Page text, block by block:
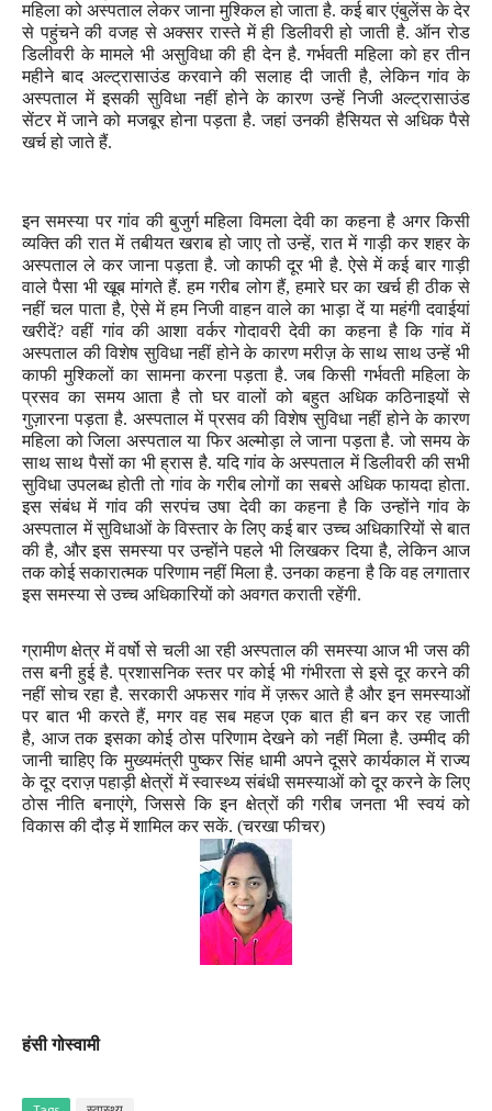
महिला को अस्पताल लेकर जाना मुश्किल हो जाता है. कई बार एंबुलेंस के देर
से पहुंचने की वजह से अक्सर रास्ते में ही डिलीवरी हो जाती है. ऑन रोड
डिलीवरी के मामले भी असुविधा की ही देन है. गर्भवती महिला को हर तीन
महीने बाद अल्ट्रासाउंड करवाने की सलाह दी जाती है,लेकिन गांव के
अस्पताल में इसकी सुविधा नहीं होने के कारण उन्हें निजी अल्ट्रासाउंड
सेंटर में जाने को मजबूर होना पड़ता है. जहां उनकी हैसियत से अधिक पैसे
खर्च हो जाते हैं.
इन समस्या पर गांव की बुजुर्ग महिला विमला देवी का कहना है अगर किसी
व्यक्ति की रात में तबीयत खराब हो जाए तो उन्हें,रात में गाड़ी कर शहर के
अस्पताल ले कर जाना पड़ता है. जो काफी दूर भी है. ऐसे में कई बार गाड़ी
वाले पैसा भी खूब मांगते हैं. हम गरीब लोग हैं,हमारे घर का खर्च ही ठीक से
नहीं चल पाता है,ऐसे में हम निजी वाहन वाले का भाड़ा दें या महंगी दवाईयां
खरीदें?वहीं गांव की आशा वर्कर गोदावरी देवी का कहना है कि गांव में
अस्पताल की विशेष सुविधा नहीं होने के कारण मरीज़ के साथ साथ उन्हें भी
काफी मुश्किलों का सामना करना पड़ता है. जब किसी गर्भवती महिला के
प्रसव का समय आता है तो घर वालों को बहुत अधिक कठिनाइयों से
गुज़ारना पड़ता है. अस्पताल में प्रसव की विशेष सुविधा नहीं होने के कारण
महिला को जिला अस्पताल या फिर अल्मोड़ा ले जाना पड़ता है. जो समय के
साथ साथ पैसों का भी ह्रास है. यदि गांव के अस्पताल में डिलीवरी की सभी
सुविधा उपलब्ध होती तो गांव के गरीब लोगों का सबसे अधिक फायदा होता.
इस संबंध में गांव की सरपंच उषा देवी का कहना है कि उन्होंने गांव के
अस्पताल में सुविधाओं के विस्तार के लिए कई बार उच्च अधिकारियों से बात
की है,और इस समस्या पर उन्होंने पहले भी लिखकर दिया है,लेकिन आज
तक कोई सकारात्मक परिणाम नहीं मिला है. उनका कहना है कि वह लगातार
इस समस्या से उच्च अधिकारियों को अवगत कराती रहेंगी.
ग्रामीण क्षेत्र में वर्षो से चली आ रही अस्पताल की समस्या आज भी जस की
तस बनी हुई है. प्रशासनिक स्तर पर कोई भी गंभीरता से इसे दूर करने की
नहीं सोच रहा है. सरकारी अफसर गांव में ज़रूर आते है और इन समस्याओं
पर बात भी करते हैं,मगर वह सब महज एक बात ही बन कर रह जाती
है, आज तक इसका कोई ठोस परिणाम देखने को नहीं मिला है. उम्मीद की
जानी चाहिए कि मुख्यमंत्री पुष्कर सिंह धामी अपने दूसरे कार्यकाल में राज्य
के दूर दराज़ पहाड़ी क्षेत्रों में स्वास्थ्य संबंधी समस्याओं को दूर करने के लिए
ठोस नीति बनाएंगे,जिससे कि इन क्षेत्रों की गरीब जनता भी स्वयं को
विकास की दौड़ में शामिल कर सकें. (चरखा फीचर)
हंसी गोस्वामी